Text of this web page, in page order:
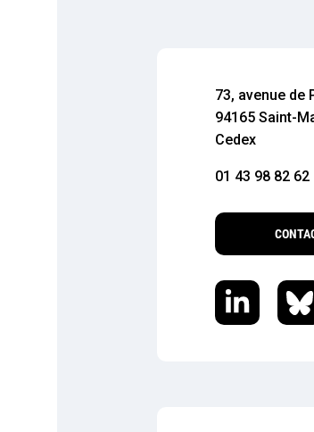
73, avenue de
94165 Saint-
Cedex
01 43 98 82 62